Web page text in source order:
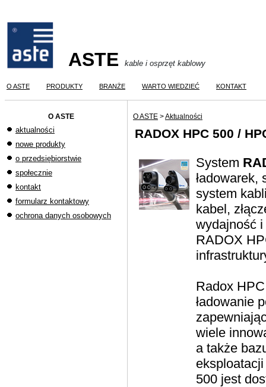
ASTE kable i osprzęt kablowy
O ASTE PRODUKTY BRANŻE WARTO WIEDZIEĆ KONTAKT
O ASTE
aktualności
nowe produkty
o przedsiębiorstwie
społecznie
kontakt
formularz kontaktowy
ochrona danych osobowych
O ASTE >Aktualności
RADOX HPC 500 /
System
ładowarek,
system
kabel,
wydajność
RADOX
Radox
ładowanie
wiele
a także
500 jest